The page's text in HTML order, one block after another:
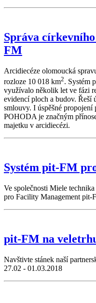
Správa
FM
Arcidiecéze olomoucká
rozloze 10 018 km2. Systém
využívalo několik let ve fázi
evidencí ploch a budov. Řeší
smlouvy. I úspěšné
POHODA je značným
majetku v arcidiecézi.
Systém pit-FM
Ve společnosti Miele
pro Facility Management pit-
pit-FM na
Navštivte stánek naší
27.02 - 01.03.2018